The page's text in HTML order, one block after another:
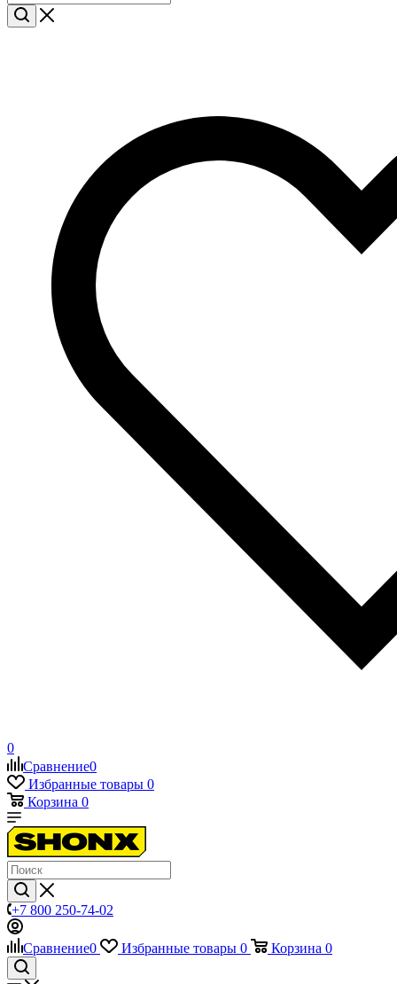
0
Сравнение0
Избранные товары 0
Корзина 0
+7 800 250-74-02
Сравнение0 Избранные товары 0 Корзина 0